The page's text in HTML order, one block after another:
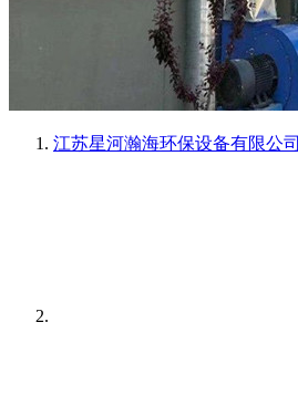
江苏星河瀚海环保设备有限公司